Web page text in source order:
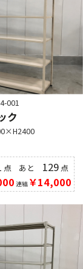
001
ク
点 あと 129点
連結￥14,000